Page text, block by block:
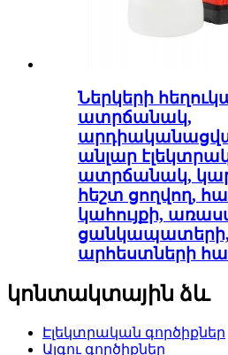
Ներկերի
ատրճանակ,
անլար
ատրճանակ,
հեշտ ցողվող,
կահույքի,
արհեստների
կոնտակտային ձև
Էլեկտրական գործիքներ
Այգու գործիքներ